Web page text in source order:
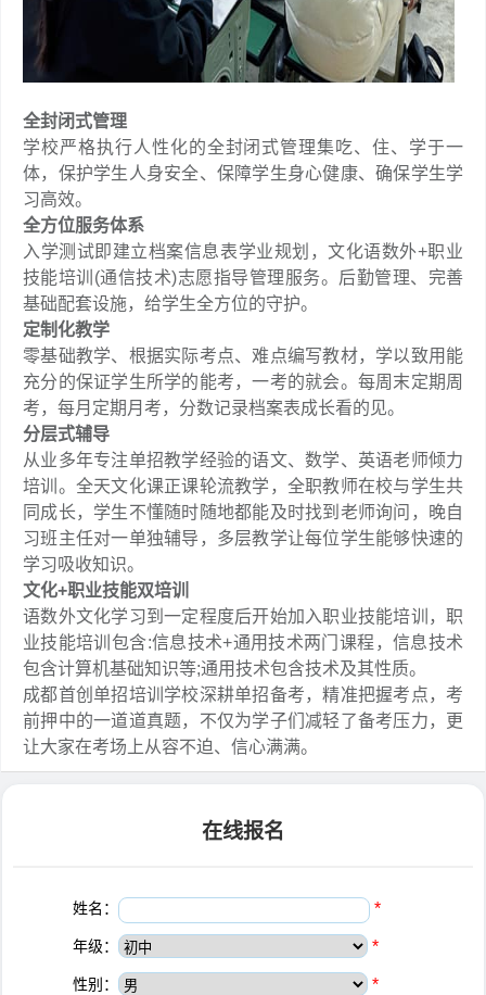
全封闭式管理
学校严格执行人性化的全封闭式管理集吃、住、学于一
体，保护学生人身安全、保障学生身心健康、确保学生学
习高效。
全方位服务体系
入学测试即建立档案信息表学业规划，文化语数外+职业
技能培训(通信技术)志愿指导管理服务。后勤管理、完善
基础配套设施，给学生全方位的守护。
定制化教学
零基础教学、根据实际考点、难点编写教材，学以致用能
充分的保证学生所学的能考，一考的就会。每周末定期周
考，每月定期月考，分数记录档案表成长看的见。
分层式辅导
从业多年专注单招教学经验的语文、数学、英语老师倾力
培训。全天文化课正课轮流教学，全职教师在校与学生共
同成长，学生不懂随时随地都能及时找到老师询问，晚自
习班主任对一单独辅导，多层教学让每位学生能够快速的
学习吸收知识。
文化+职业技能双培训
语数外文化学习到一定程度后开始加入职业技能培训，职
业技能培训包含:信息技术+通用技术两门课程，信息技术
包含计算机基础知识等;通用技术包含技术及其性质。
成都首创单招培训学校深耕单招备考，精准把握考点，考
前押中的一道道真题，不仅为学子们减轻了备考压力，更
让大家在考场上从容不迫、信心满满。
在线报名
姓名： *
年级： *
性别： *